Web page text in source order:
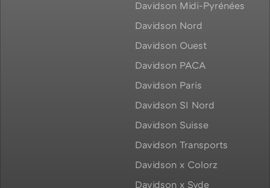
Davidson Midi-Pyrénées
Davidson Nord
Davidson Ouest
Davidson PACA
Davidson Paris
Davidson SI Nord
Davidson Suisse
Davidson Transports
Davidson x Colorz
Davidson x Syde